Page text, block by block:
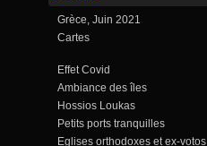
Grèce, Juin 2021
Cartes
Effet Covid
Ambiance des îles
Hossios Loukas
Petits ports tranquilles
Eglises orthodoxes et ex-votos